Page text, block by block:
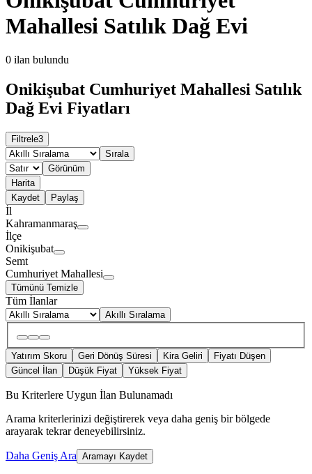
Mahallesi Satılık Dağ Evi
0 ilan bulundu
Onikişubat Cumhuriyet Mahallesi Satılık
Dağ Evi Fiyatları
Filtrele3
Sırala
Görünüm
Harita
Kaydet
Paylaş
İl
Kahramanmaraş
İlçe
Onikişubat
Semt
Cumhuriyet Mahallesi
Tümünü Temizle
Tüm İlanlar
Akıllı Sıralama
Yatırım Skoru Geri Dönüş Süresi Kira Geliri
Fiyatı Düşen
Güncel İlan
Düşük Fiyat Yüksek Fiyat
Bu Kriterlere Uygun İlan Bulunamadı
Arama kriterlerinizi değiştirerek veya daha geniş bir bölgede
arayarak tekrar deneyebilirsiniz.
Daha Geniş Ara Aramayı Kaydet